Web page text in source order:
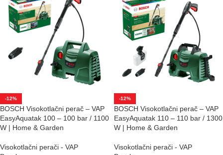
-12%
BOSCH Visokotlačni perač – VAP
EasyAquatak 100 – 100 bar / 1100
W | Home & Garden
Visokotlačni perači - VAP
-12%
BOSCH Visokotlačni perač – VAP
EasyAquatak 110 – 110 bar / 1300
W | Home & Garden
Visokotlačni perači - VAP